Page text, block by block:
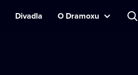
Divadla O Dramoxu